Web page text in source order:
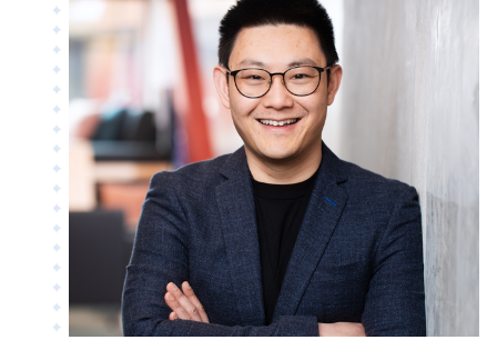
Materials
Applied AI
NEWS & EVENTS
ABOUT US
CONTACT US
WORK WITH US